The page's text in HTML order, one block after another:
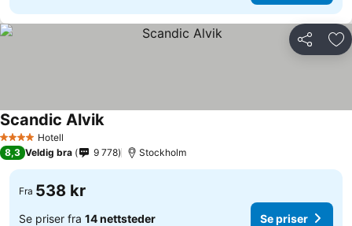
Del
4 StjernerHotell
Scandic Alvik
8,3 Veldig bra 9 778 Stockholm
Fra 538 kr
Se priser fra 14 nettsteder Se priser